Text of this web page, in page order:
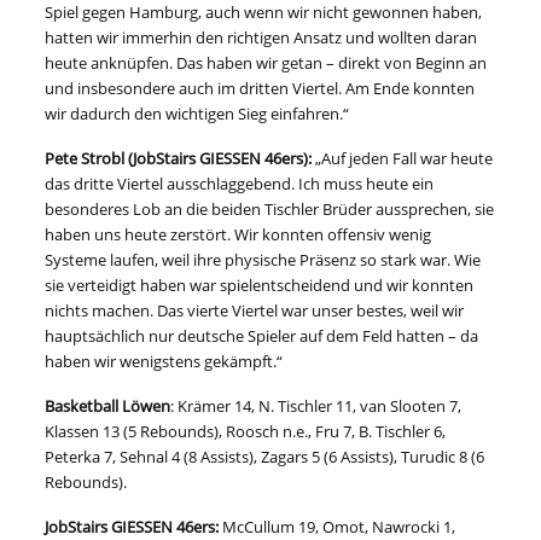
Spiel gegen Hamburg, auch wenn wir nicht gewonnen haben,
hatten wir immerhin den richtigen Ansatz und wollten daran
heute anknüpfen. Das haben wir getan – direkt von Beginn an
und insbesondere auch im dritten Viertel. Am Ende konnten
wir dadurch den wichtigen Sieg einfahren.“
Pete Strobl (JobStairs GIESSEN 46ers):„Auf jeden Fall war heute
das dritte Viertel ausschlaggebend. Ich muss heute ein
besonderes Lob an die beiden Tischler Brüder aussprechen, sie
haben uns heute zerstört. Wir konnten offensiv wenig
Systeme laufen, weil ihre physische Präsenz so stark war. Wie
sie verteidigt haben war spielentscheidend und wir konnten
nichts machen. Das vierte Viertel war unser bestes, weil wir
hauptsächlich nur deutsche Spieler auf dem Feld hatten – da
haben wir wenigstens gekämpft.“
Basketball Löwen: Krämer 14, N. Tischler 11, van Slooten 7,
Klassen 13 (5 Rebounds), Roosch n.e., Fru 7, B. Tischler 6,
Peterka 7, Sehnal 4 (8 Assists), Zagars 5 (6 Assists), Turudic 8 (6
Rebounds).
JobStairs GIESSEN 46ers: McCullum 19, Omot, Nawrocki 1,